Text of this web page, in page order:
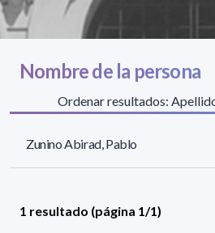
Nombre de la persona
Ordenar resultados:
Zunino Abirad, Pablo
1 resultado (página 1/1)